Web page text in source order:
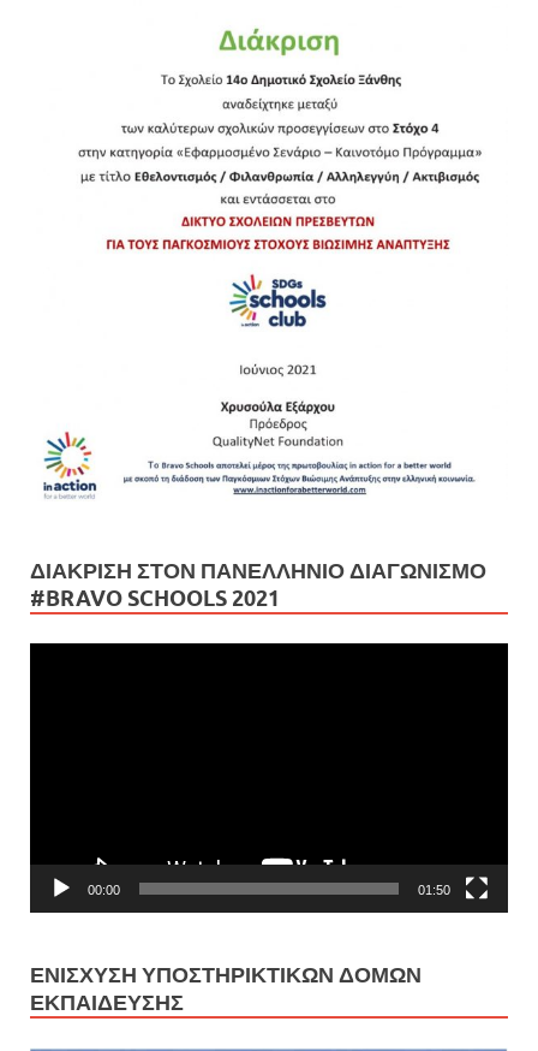
ΔΙΆΚΡΙΣΗ ΣΤΟΝ ΠΑΝΕΛΛΉΝΙΟ ΔΙΑΓΩΝΙΣΜΌ
#BRAVO SCHOOLS 2021
00:00 01:50
ΕΝΊΣΧΥΣΗ ΥΠΟΣΤΗΡΙΚΤΙΚΏΝ ΔΟΜΏΝ
ΕΚΠΑΊΔΕΥΣΗΣ